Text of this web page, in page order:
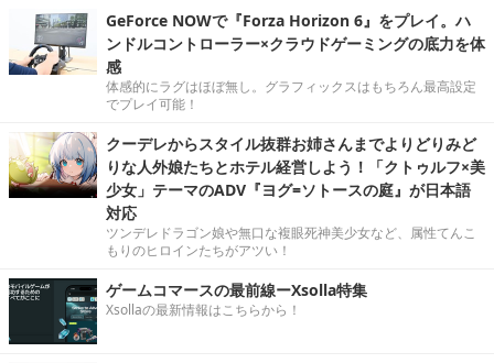
GeForce NOWで『Forza Horizon 6』をプレイ。ハ
ンドルコントローラー×クラウドゲーミングの底力を体
感
体感的にラグはほぼ無し。グラフィックスはもちろん最高設定
でプレイ可能！
クーデレからスタイル抜群お姉さんまでよりどりみど
りな人外娘たちとホテル経営しよう！「クトゥルフ×美
少女」テーマのADV『ヨグ=ソトースの庭』が日本語
対応
ツンデレドラゴン娘や無口な複眼死神美少女など、属性てんこ
もりのヒロインたちがアツい！
ゲームコマースの最前線ーXsolla特集
Xsollaの最新情報はこちらから！